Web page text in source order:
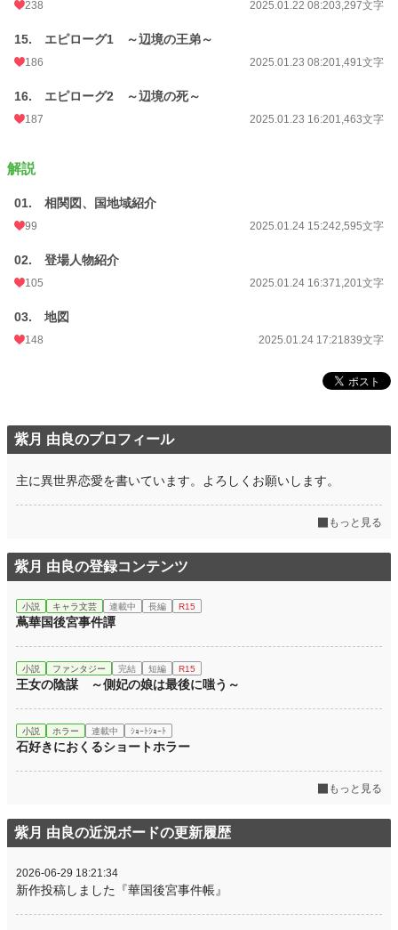
238 2025.01.22 08:203,297文字
15. エピローグ1 ～辺境の王弟～
186 2025.01.23 08:201,491文字
16. エピローグ2 ～辺境の死～
187 2025.01.23 16:201,463文字
解説
01. 相関図、国地域紹介
99 2025.01.24 15:242,595文字
02. 登場人物紹介
105 2025.01.24 16:371,201文字
03. 地図
148 2025.01.24 17:21839文字
紫月 由良のプロフィール
主に異世界恋愛を書いています。よろしくお願いします。
もっと見る
紫月 由良の登録コンテンツ
小説 キャラ文芸 連載中 長編 R15
蔦華国後宮事件譚
小説 ファンタジー 完結 短編 R15
王女の陰謀 ～側妃の娘は最後に嗤う～
小説 ホラー 連載中 ｼｮｰﾄｼｮｰﾄ
石好きにおくるショートホラー
もっと見る
紫月 由良の近況ボードの更新履歴
2026-06-29 18:21:34
新作投稿しました『華国後宮事件帳』